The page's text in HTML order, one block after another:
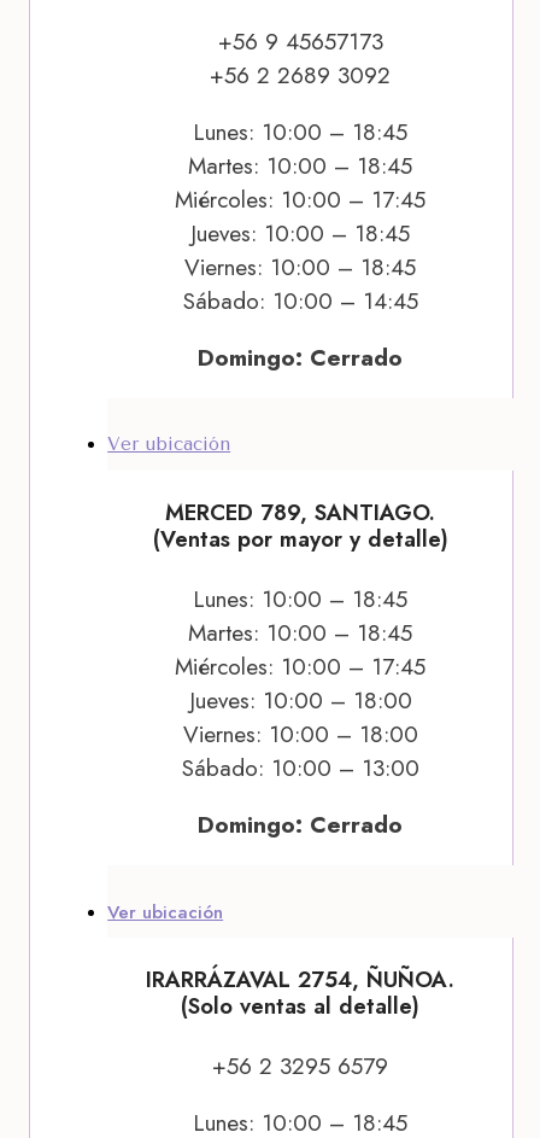
+56 9 45657173
+56 2 2689 3092
Lunes: 10:00 – 18:45
Martes: 10:00 – 18:45
Miércoles: 10:00 – 17:45
Jueves: 10:00 – 18:45
Viernes: 10:00 – 18:45
Sábado: 10:00 – 14:45
Domingo: Cerrado
Ver ubicación
MERCED 789, SANTIAGO.
(Ventas por mayor y detalle)
Lunes: 10:00 – 18:45
Martes: 10:00 – 18:45
Miércoles: 10:00 – 17:45
Jueves: 10:00 – 18:00
Viernes: 10:00 – 18:00
Sábado: 10:00 – 13:00
Domingo: Cerrado
Ver ubicación
IRARRÁZAVAL 2754, ÑUÑOA.
(Solo ventas al detalle)
+56 2 3295 6579
Lunes: 10:00 – 18:45